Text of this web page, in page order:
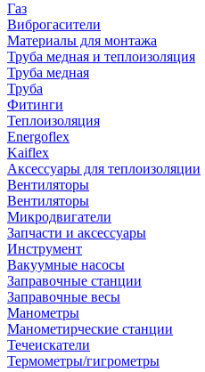
Газ
Виброгасители
Материалы для монтажа
Труба медная и теплоизоляция
Труба медная
Труба
Фитинги
Теплоизоляция
Energoflex
Kaiflex
Аксессуары для теплоизоляции
Вентиляторы
Вентиляторы
Микродвигатели
Запчасти и аксессуары
Инструмент
Вакуумные насосы
Заправочные станции
Заправочные весы
Манометры
Манометирческие станции
Течеискатели
Термометры/гигрометры